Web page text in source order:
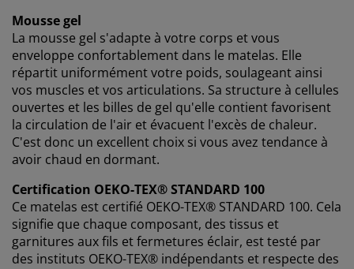
Mousse gel
La mousse gel s'adapte à votre corps et vous
enveloppe confortablement dans le matelas. Elle
répartit uniformément votre poids, soulageant ainsi
vos muscles et vos articulations. Sa structure à cellules
ouvertes et les billes de gel qu'elle contient favorisent
la circulation de l'air et évacuent l'excès de chaleur.
C'est donc un excellent choix si vous avez tendance à
avoir chaud en dormant.
Certification OEKO-TEX® STANDARD 100
Ce matelas est certifié OEKO-TEX® STANDARD 100. Cela
signifie que chaque composant, des tissus et
garnitures aux fils et fermetures éclair, est testé par
des instituts OEKO-TEX® indépendants et respecte des